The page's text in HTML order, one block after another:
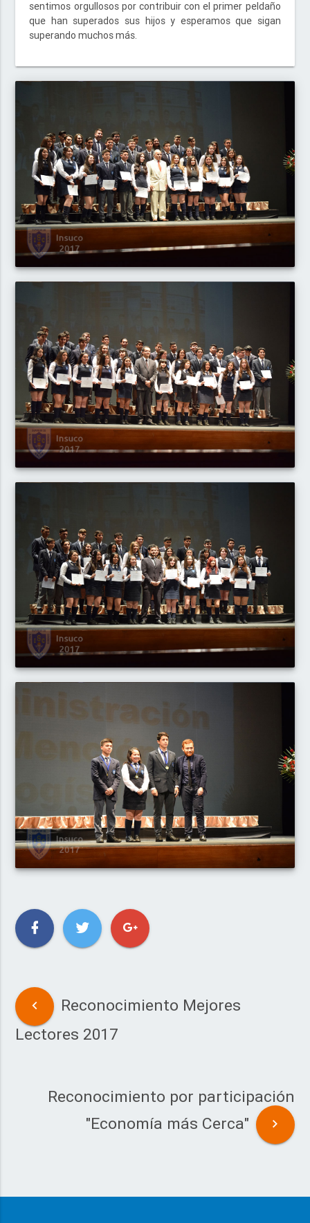
sentimos orgullosos por contribuir con el primer peldaño
que han superados sus hijos y esperamos que sigan
superando muchos más.
Reconocimiento Mejores
Lectores 2017
Reconocimiento por participación
"Economía más Cerca"